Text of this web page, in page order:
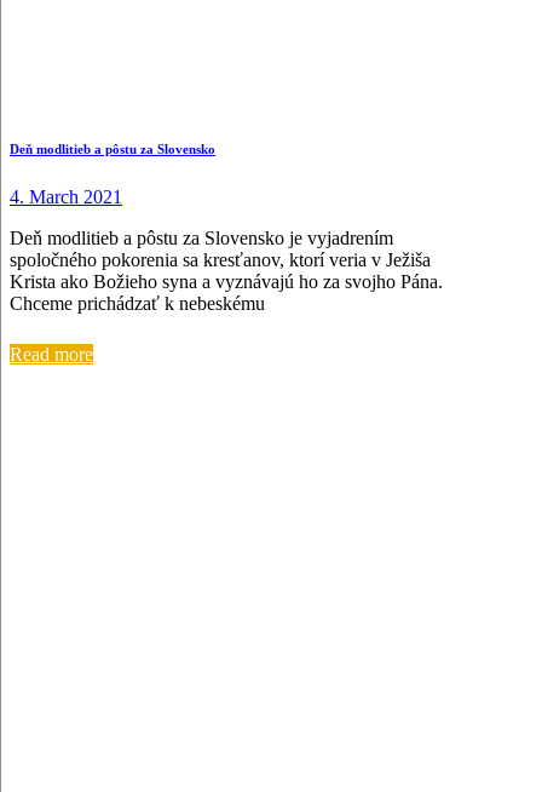
Deň modlitieb a pôstu za Slovensko
4. March 2021
Deň modlitieb a pôstu za Slovensko je vyjadrením
spoločného pokorenia sa kresťanov, ktorí veria v Ježiša
Krista ako Božieho syna a vyznávajú ho za svojho Pána.
Chceme prichádzať k nebeskému
Read more